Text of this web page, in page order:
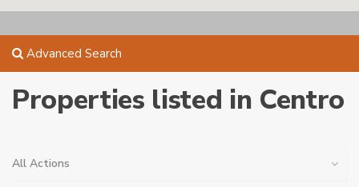
Advanced Search
Properties listed in Centro
All Actions